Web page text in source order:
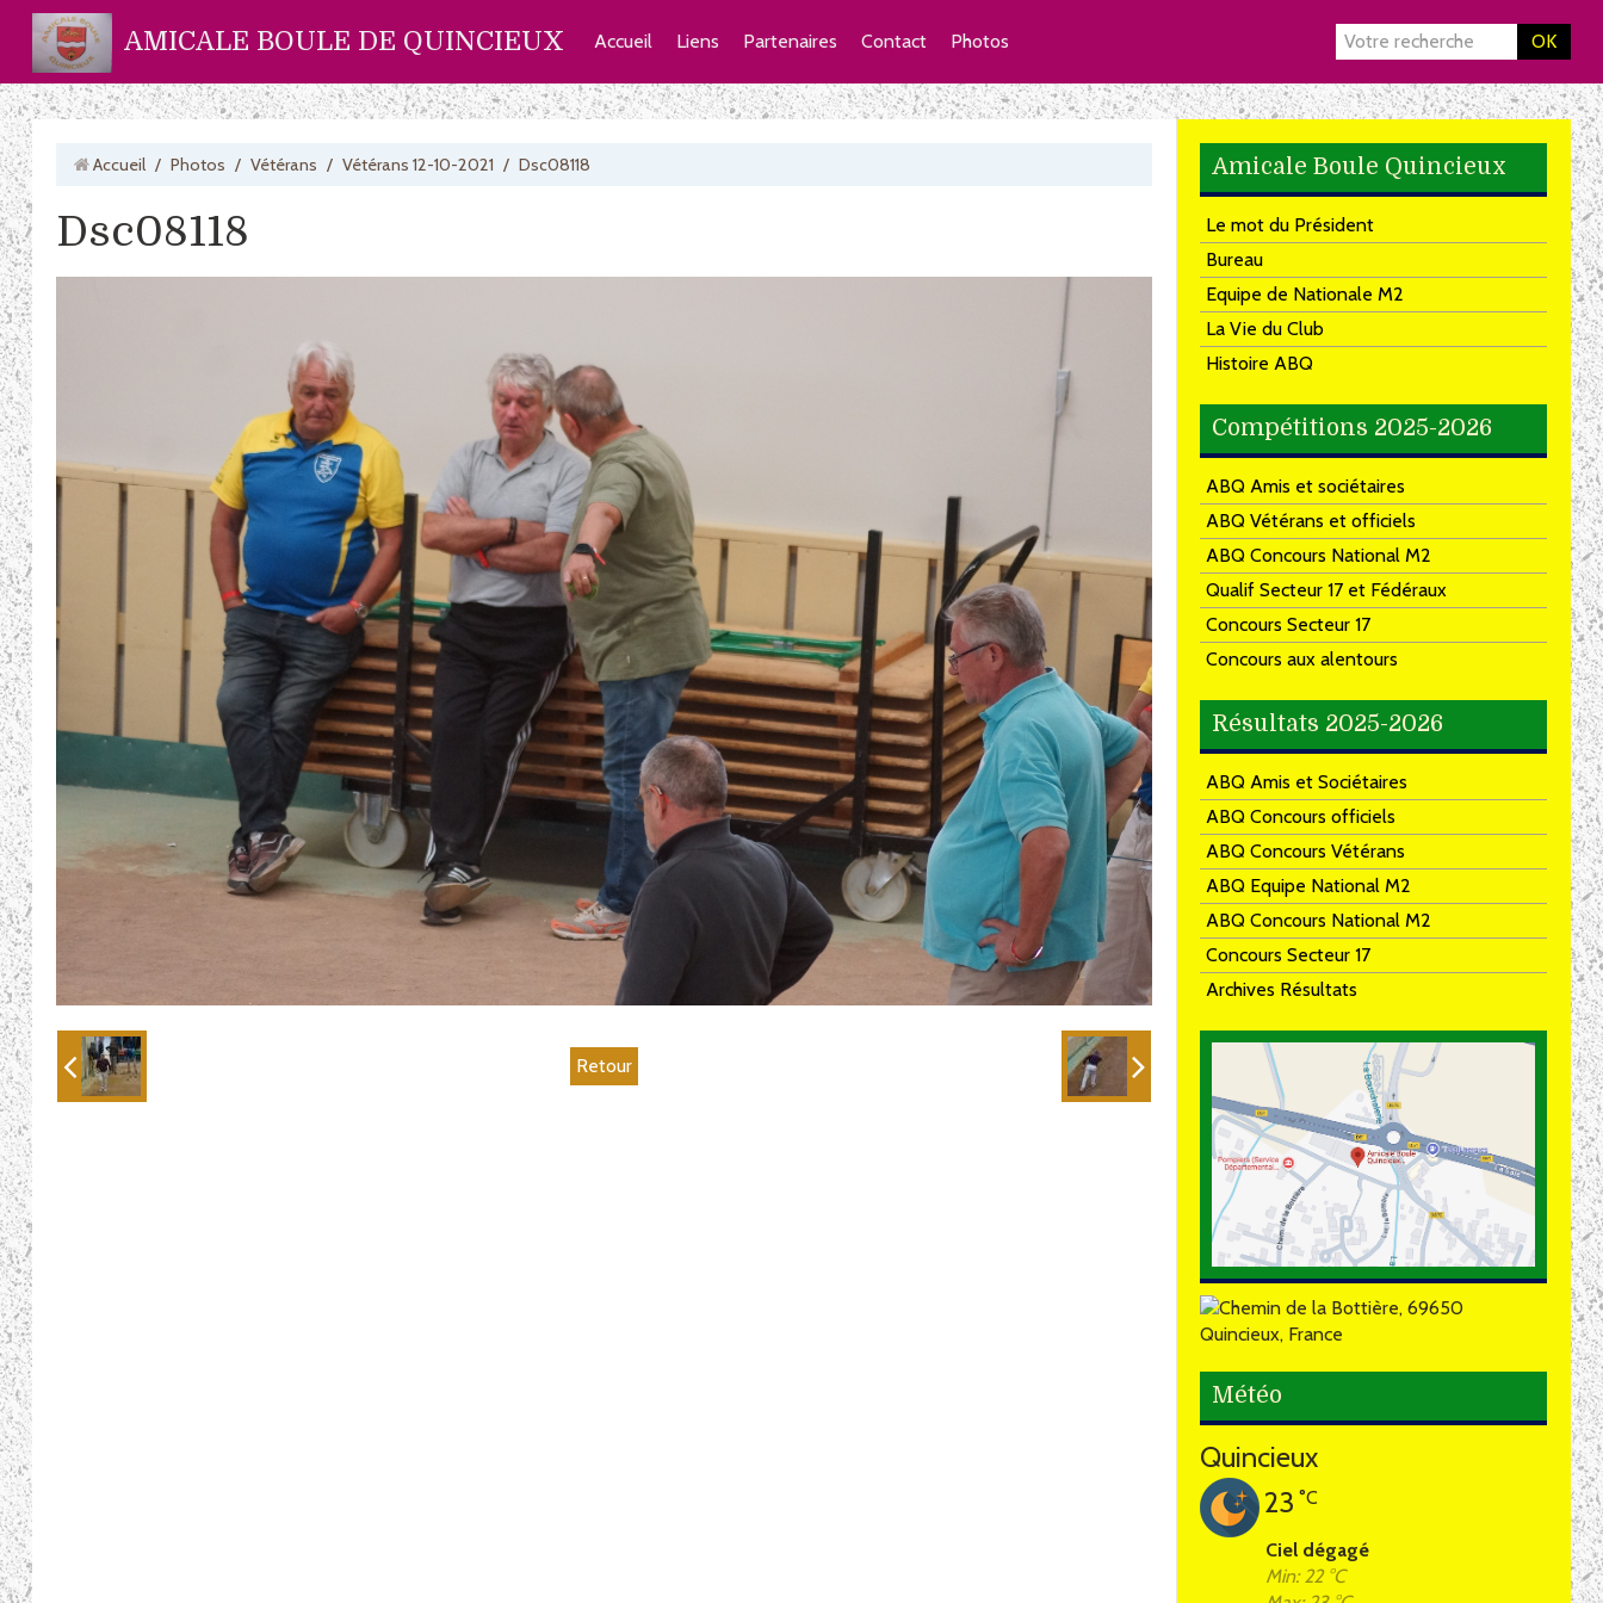
AMICALE BOULE DE QUINCIEUX OK
Accueil Liens Partenaires Contact Photos
Accueil / Photos / Vétérans / Vétérans 12-10-2021 / Dsc08118
Dsc08118
Retour
Amicale Boule Quincieux
Le mot du Président
Bureau
Equipe de Nationale M2
La Vie du Club
Histoire ABQ
Compétitions 2025-2026
ABQ Amis et sociétaires
ABQ Vétérans et officiels
ABQ Concours National M2
Qualif Secteur 17 et Fédéraux
Concours Secteur 17
Concours aux alentours
Résultats 2025-2026
ABQ Amis et Sociétaires
ABQ Concours officiels
ABQ Concours Vétérans
ABQ Equipe National M2
ABQ Concours National M2
Concours Secteur 17
Archives Résultats
Météo
Quincieux
23 °C
Ciel dégagé
Min: 22 °C